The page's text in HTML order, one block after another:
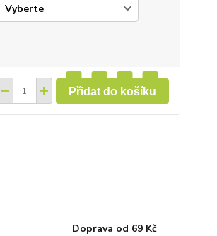
Přidat do košíku
Doprava od 69 Kč